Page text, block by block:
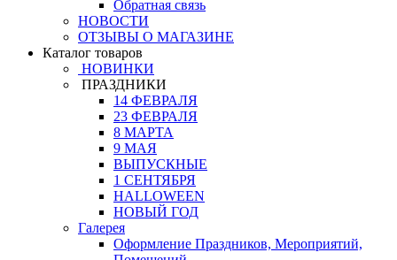
Обратная связь
НОВОСТИ
ОТЗЫВЫ О МАГАЗИНЕ
Каталог товаров
НОВИНКИ
ПРАЗДНИКИ
14 ФЕВРАЛЯ
23 ФЕВРАЛЯ
8 МАРТА
9 МАЯ
ВЫПУСКНЫЕ
1 СЕНТЯБРЯ
HALLOWEEN
НОВЫЙ ГОД
Галерея
Оформление Праздников, Мероприятий,